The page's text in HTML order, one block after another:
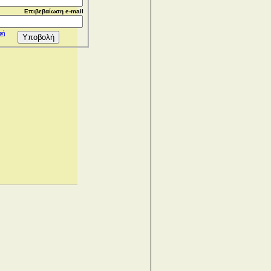
Επιβεβαίωση e-mail